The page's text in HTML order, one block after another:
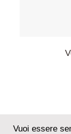
Vuoi essere